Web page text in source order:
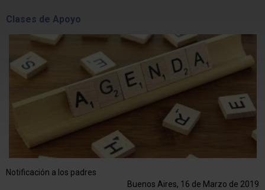
Clases de Apoyo
Notificación a los padres
Buenos Aires, 16 de Marzo de 2019